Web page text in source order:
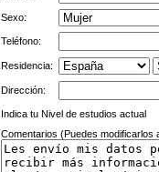
Sexo:
Teléfono:
Residencia:
Dirección:
Indica tu Nivel de estudios actual
Comentarios (Puedes modificarlos